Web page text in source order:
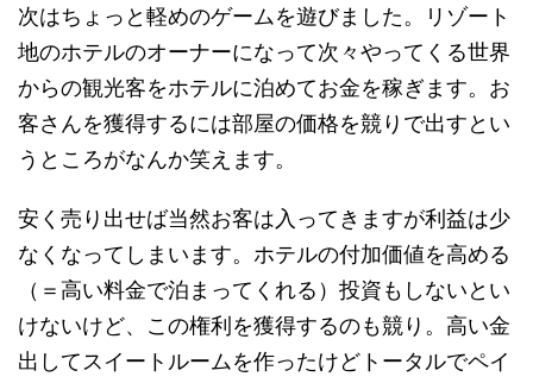
次はちょっと軽めのゲームを遊びました。リゾート
地のホテルのオーナーになって次々やってくる世界
からの観光客をホテルに泊めてお金を稼ぎます。お
客さんを獲得するには部屋の価格を競りで出すとい
うところがなんか笑えます。
安く売り出せば当然お客は入ってきますが利益は少
なくなってしまいます。ホテルの付加価値を高める
（＝高い料金で泊まってくれる）投資もしないとい
けないけど、この権利を獲得するのも競り。高い金
出してスイートルームを作ったけどトータルでペイ